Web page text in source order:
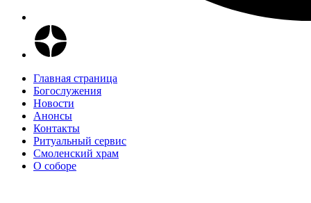
Главная страница
Богослужения
Новости
Анонсы
Контакты
Ритуальный сервис
Смоленский храм
О соборе